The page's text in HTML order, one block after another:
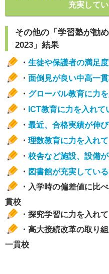
充実して
その他の「学習塾が勧
2023」結果
・ 生徒や保護者の満足
・ 面倒見が良い中高一
・ グローバル教育に力
・ ICT教育に力を入れて
・ 最近、合格実績が伸
・ 理数教育に力を入れ
・ 校舎など施設、設備
・ 図書館が充実してい
・入学時の偏差値に比
貫校
・探究学習に力を入れ
・高大接続改革の取り
一貫校